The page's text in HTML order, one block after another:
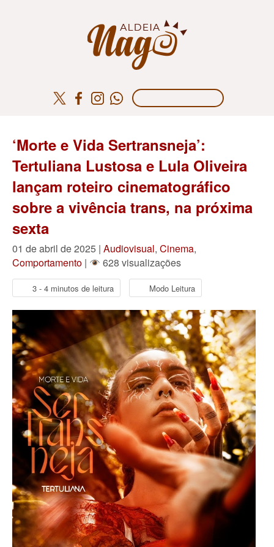
‘Morte e Vida Sertransneja’:
Tertuliana Lustosa e Lula Oliveira
lançam roteiro cinematográfico
sobre a vivência trans, na próxima
sexta
01 de abril de 2025 | Audiovisual, Cinema,
Comportamento | 628 visualizações
3 - 4 minutos de leitura Modo Leitura